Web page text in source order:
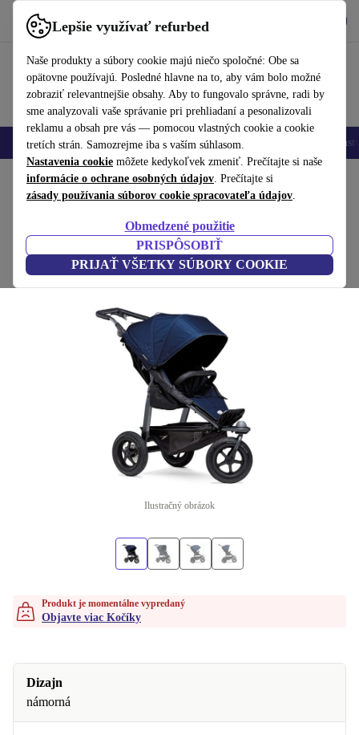
Lepšie využívať refurbed
Naše produkty a súbory cookie majú niečo spoločné: Obe sa
opätovne používajú. Posledné hlavne na to, aby vám bolo možné
zobraziť relevantnejšie obsahy. Aby to fungovalo správne, radi by
sme analyzovali vaše správanie pri prehliadaní a pesonalizovali
reklamu a obsah pre vás — pomocou vlastných cookie a cookie
tretích strán. Samozrejme iba s vaším súhlasom.
Nastavenia cookie môžete kedykoľvek zmeniť. Prečítajte si naše
informácie o ochrane osobných údajov. Prečítajte si
zásady používania súborov cookie spracovateľa údajov.
Obmedzené použitie
PRISPÔSOBIŤ
PRIJAŤ VŠETKY SÚBORY COOKIE
používať refurbed rýchlo a jednoducho
Mobilné telefóny Laptopy Tablety Inteligentné hodinky
Domov Bábätká a deti Kočíky a buginy Kočíky
TFK Mono športový kočík
námornícka modrá
(3 recenzie)
Ilustračný obrázok
Produkt je momentálne vypredaný
Objavte viac Kočíky
Dizajn
námorná